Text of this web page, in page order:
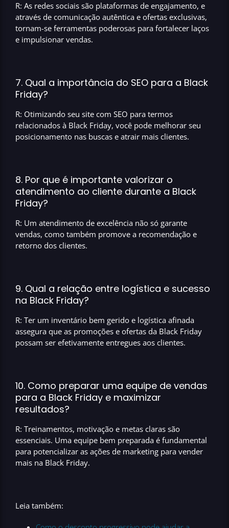
R: As redes sociais são plataformas de engajamento, e
através de comunicação autêntica e ofertas exclusivas,
tornam-se ferramentas poderosas para fortalecer laços
e impulsionar vendas.
7. Qual a importância do SEO para a Black
Friday?
R: Otimizando seu site com SEO para termos
relacionados à Black Friday, você pode melhorar seu
posicionamento nas buscas e atrair mais clientes.
8. Por que é importante valorizar o
atendimento ao cliente durante a Black
Friday?
R: Um atendimento de excelência não só garante
vendas, como também promove a recomendação e
retorno dos clientes.
9. Qual a relação entre logística e sucesso
na Black Friday?
R: Ter um inventário bem gerido e logística afinada
assegura que as promoções e ofertas da Black Friday
possam ser efetivamente entregues aos clientes.
10. Como preparar uma equipe de vendas
para a Black Friday e maximizar
resultados?
R: Treinamentos, motivação e metas claras são
essenciais. Uma equipe bem preparada é fundamental
para potencializar as ações de marketing para vender
mais na Black Friday.
Leia também: